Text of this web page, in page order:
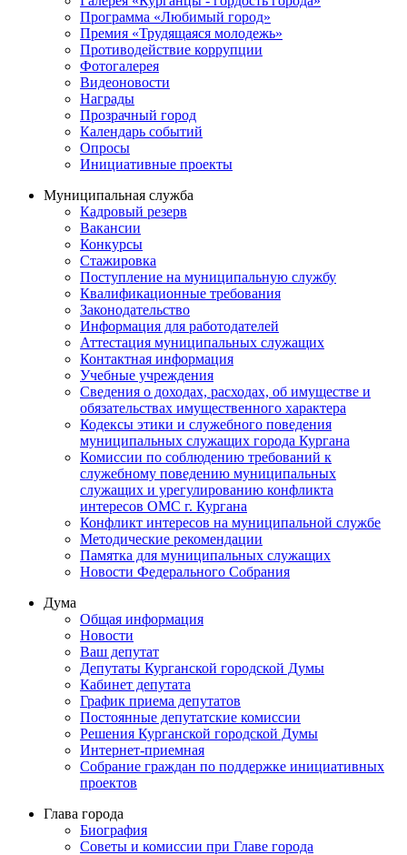
Программа «Любимый город»
Премия «Трудящаяся молодежь»
Противодействие коррупции
Фотогалерея
Видеоновости
Награды
Прозрачный город
Календарь событий
Опросы
Инициативные проекты
Муниципальная служба
Кадровый резерв
Вакансии
Конкурсы
Стажировка
Поступление на муниципальную службу
Квалификационные требования
Законодательство
Информация для работодателей
Аттестация муниципальных служащих
Контактная информация
Учебные учреждения
Сведения о доходах, расходах, об имуществе и
обязательствах имущественного характера
Кодексы этики и служебного поведения
муниципальных служащих города Кургана
Комиссии по соблюдению требований к
служебному поведению муниципальных
служащих и урегулированию конфликта
интересов ОМС г. Кургана
Конфликт интересов на муниципальной службе
Методические рекомендации
Памятка для муниципальных служащих
Новости Федерального Cобрания
Дума
Общая информация
Новости
Ваш депутат
Депутаты Курганской городской Думы
Кабинет депутата
График приема депутатов
Постоянные депутатские комиссии
Решения Курганской городской Думы
Интернет-приемная
Собрание граждан по поддержке инициативных
проектов
Глава города
Биография
Советы и комиссии при Главе города